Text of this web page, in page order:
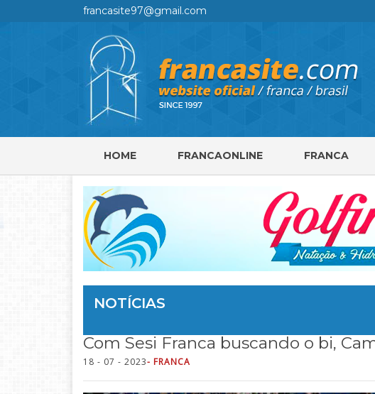
francasite97@gmail.com
HOME FRANCAONLINE FRANCA
NOTÍCIAS
Com Sesi Franca buscando o bi,
18 - 07 - 2023- FRANCA